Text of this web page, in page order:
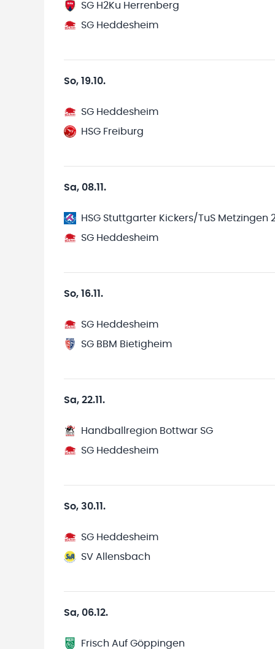
SG H2Ku Herrenberg
SG Heddesheim
So, 19.10.
SG Heddesheim
HSG Freiburg
Sa, 08.11.
HSG Stuttgarter Kickers/TuS Metzingen
SG Heddesheim
So, 16.11.
SG Heddesheim
SG BBM Bietigheim
Sa, 22.11.
Handballregion Bottwar SG
SG Heddesheim
So, 30.11.
SG Heddesheim
SV Allensbach
Sa, 06.12.
Frisch Auf Göppingen